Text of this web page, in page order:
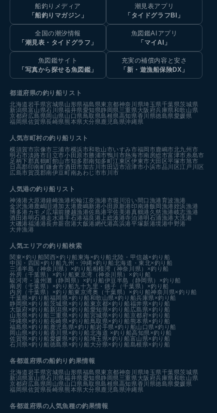
船釣りメディア
「船釣りマガジン」
潮見表アプリ
「タイドグラフBI」
全国の潮汐情報
「潮見表・タイドグラフ」
魚図鑑AIアプリ
「マイAI」
魚図鑑サイト
「写真から探せる魚図鑑」
充実の補償内容と安さ
「新・遊漁船保険DX」
都道府県の釣り船リスト
北海道 岩手県宮城県 山形県福島県東京都神奈川県埼玉県千葉県茨城県
新潟県富山県石川県福井県愛知県静岡県 三重県 大阪府兵庫県和歌山県
京都府広島県岡山県 山口県 鳥取県島根県高知県香川県徳島県愛媛県
福岡県佐賀県長崎県 熊本県 大分県 鹿児島県沖縄県
人気市町村の釣り船リスト
横須賀市宗像市三浦市横浜市和歌山市いすみ市福岡市鹿嶋市北九州市
明石市淡路市日立市小田原市勝浦市鴨川市熱海市南房総市富津市糸島市
足柄下郡真鶴町館山市知多郡南知多町江東区伊東市大田区平塚市旭市
日高郡印南町鎌倉市酒田市加古川市田辺市沼津市小浜市品川区江戸川区
広島市賀茂郡南伊豆町南あわじ市市川市
人気港の釣り船リスト
神湊港 大原港鐘崎漁港松輪江奈漁港市堀川沿い 間口漁港育波漁港
金沢漁港 鹿嶋旧港加太港 鹿嶋新港小田原新港 印南港飯岡漁港姪浜漁港
博多港カモメ広場前腰越漁港佐島港宇佐美港真鶴港 久慈漁港岐志漁港
酒田港 明石港走水港手石港福良港 上総湊港寺泊港明石浦漁港 大洗港
大磯港福浦港長井新宿港大飯港網代港高浜港平塚新港境港中野港
大井漁港
人気エリアの釣り船検索
関東×釣り船関西×釣り船 東海×釣り船北陸・甲信越×釣り船
中国・四国×釣り船 九州・沖縄×釣り船北海道・東北×釣り船
三浦半島（神奈川県）×釣り船相模湾（神奈川県）×釣り船
外房（千葉県）×釣り船東京湾（神奈川県）×釣り船
駿河湾・遠州灘（静岡県）×釣り船伊豆半島（静岡県）×釣り船
南房（千葉県）×釣り船九十九里・銚子（千葉県）×釣り船
内房（千葉県）×釣り船東京湾奥（千葉県）×釣り船神奈川県×釣り船
千葉県×釣り船福岡県×釣り船和歌山県×釣り船兵庫県×釣り船
静岡県×釣り船茨城県×釣り船 東京都×釣り船福井県×釣り船
大阪府×釣り船 新潟県×釣り船愛知県×釣り船 広島県×釣り船
山形県×釣り船 三重県×釣り船宮城県×釣り船京都府×釣り船
沖縄県×釣り船長崎県×釣り船 鳥取県×釣り船 熊本県×釣り船
福島県×釣り船 鹿児島県×釣り船岩手県×釣り船山口県×釣り船
岡山県×釣り船香川県×釣り船北海道 ×釣り船高知県×釣り船
佐賀県×釣り船愛媛県×釣り船埼玉県×釣り船富山県×釣り船
石川県×釣り船徳島県×釣り船 大分県×釣り船島根県×釣り船
各都道府県の船釣り釣果情報
北海道 岩手県宮城県 山形県福島県東京都神奈川県埼玉県千葉県茨城県
新潟県富山県石川県福井県愛知県静岡県 三重県 大阪府兵庫県和歌山県
京都府広島県岡山県 山口県 鳥取県島根県高知県香川県徳島県愛媛県
福岡県佐賀県長崎県 熊本県 大分県 鹿児島県沖縄県
各都道府県の人気魚種の釣果情報